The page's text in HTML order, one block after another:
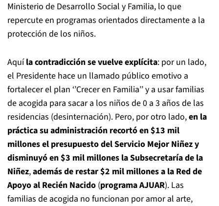
Ministerio de Desarrollo Social y Familia, lo que
repercute en programas orientados directamente a la
protección de los niños.
Aquíla contradicción se vuelve explícita: por un lado,
el Presidente hace un llamado público emotivo a
fortalecer el plan ‘’Crecer en Familia’’ y a usar familias
de acogida para sacar a los niños de 0 a 3 años de las
residencias (desinternación). Pero, por otro lado,en la
práctica su administración recortó en $13 mil
millones el presupuesto del Servicio Mejor Niñez y
disminuyó en $3 mil millones la Subsecretaría de la
Niñez,además de restar $2 mil millones a la Red de
Apoyo al Recién Nacido (programa AJUAR). Las
familias de acogida no funcionan por amor al arte,